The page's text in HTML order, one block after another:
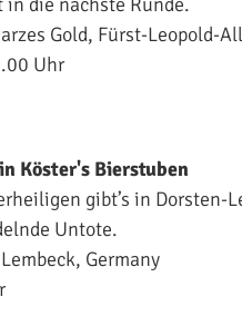
Gold, Fürst-Leopold-
Uhr
Köster's Bierstuben
gibt’s in Dorsten-
Untote.
Germany